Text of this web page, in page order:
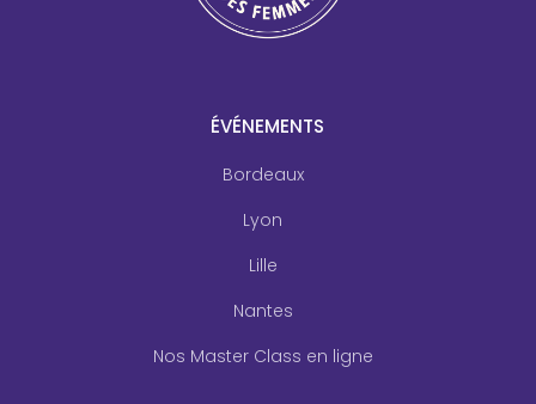
ÉVÉNEMENTS
Bordeaux
Lyon
Lille
Nantes
Nos Master Class en ligne